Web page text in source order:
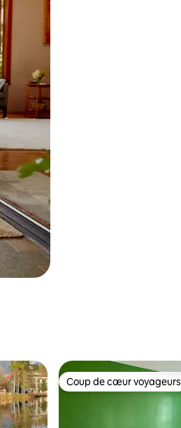
en les faisant glisser.
Coup de cœur voyageurs
Coup de cœur voyageurs